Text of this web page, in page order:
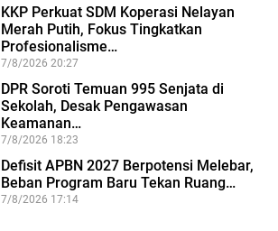
KKP Perkuat SDM Koperasi Nelayan
Merah Putih, Fokus Tingkatkan
Profesionalisme…
7/8/2026 20:27
DPR Soroti Temuan 995 Senjata di
Sekolah, Desak Pengawasan
Keamanan…
7/8/2026 18:23
Defisit APBN 2027 Berpotensi Melebar,
Beban Program Baru Tekan Ruang…
7/8/2026 17:14